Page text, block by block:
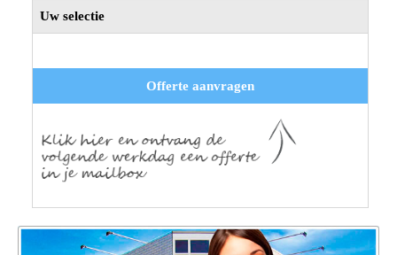
Uw selectie
Offerte aanvragen